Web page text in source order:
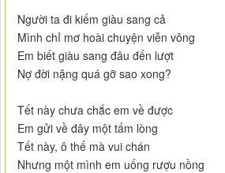
Người ta đi kiếm giàu sang cả
Mình chỉ mơ hoài chuyện viễn vông
Em biết giàu sang đâu đến lượt
Nợ đời nặng quá gỡ sao xong?
Tết này chưa chắc em về được
Em gửi về đây một tấm lòng
Tết này, ô thế mà vui chán
Nhưng một mình em uống rượu nồng